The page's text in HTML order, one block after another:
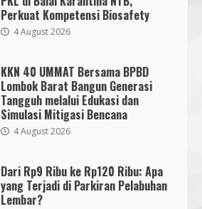
Perkuat Kompetensi Biosafety
4 August 2026
KKN 40 UMMAT Bersama BPBD
Lombok Barat Bangun Generasi
Tangguh melalui Edukasi dan
Simulasi Mitigasi Bencana
4 August 2026
Dari Rp9 Ribu ke Rp120 Ribu: Apa
yang Terjadi di Parkiran Pelabuhan
Lembar?